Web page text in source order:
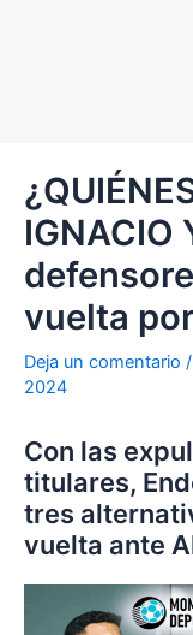
IGNACIO
vuelta
Deja un comentario
2024
Con las
titulares,
tres
vuelta ante